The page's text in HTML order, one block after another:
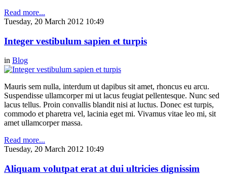
Read more...
Tuesday, 20 March 2012 10:49
Integer vestibulum sapien et turpis
in Blog
Mauris sem nulla, interdum ut dapibus sit amet, rhoncus eu arcu.
Suspendisse ullamcorper mi ut lacus feugiat pellentesque. Nunc sed
lacus tellus. Proin convallis blandit nisi at luctus. Donec est turpis,
commodo et pharetra vel, lacinia eget mi. Vivamus vitae leo mi, sit
amet ullamcorper massa.
Read more...
Tuesday, 20 March 2012 10:49
Aliquam volutpat erat at dui ultricies dignissim